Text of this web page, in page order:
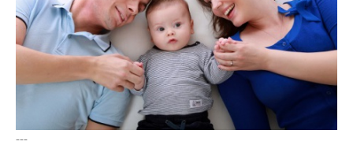
---